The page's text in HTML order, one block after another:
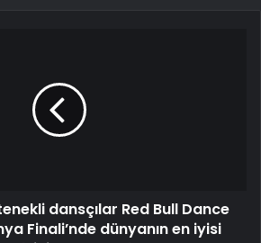
dansçılar Red Bull Dance
Finali’nde dünyanın en iyisi